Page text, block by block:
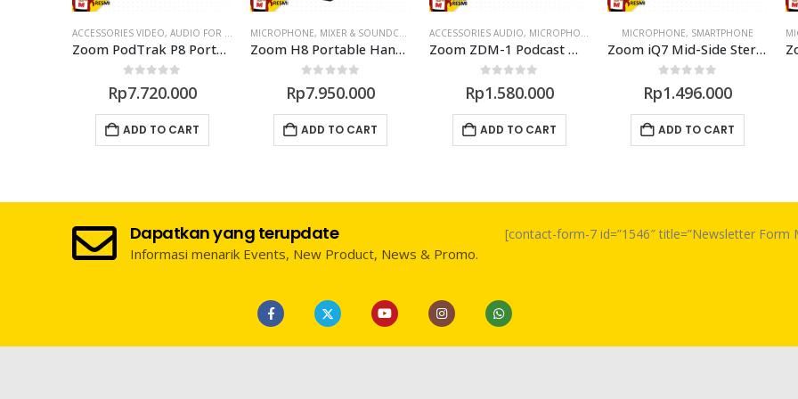
ACCESSORIES VIDEO, AUDIO FOR VIDEO ,MIXER & SOUNDCARD ,MIXER & SWITCHER,RECORDER
Zoom PodTrak P8 Portable Multitrack Podcast Recorder
Rp7.720.000
ADD TO CART
MICROPHONE, MIXER & SOUNDCARD RECORDER
Zoom H8 Portable Handy Recorder
Rp7.950.000
ADD TO CART
ACCESSORIES AUDIO, MICROPHONE
Zoom ZDM-1 Podcast Mic Pack
Rp1.580.000
ADD TO CART
MICROPHONE, SMARTPHONE
Zoom iQ7 Mid-Side Stereo Microphone for iOS Devices
Rp1.496.000
ADD TO CART
Dapatkan yang terupdate
Informasi menarik Events, New Product, News & Promo.
[contact-form-7 id=”1546″ title=”Newsletter Form